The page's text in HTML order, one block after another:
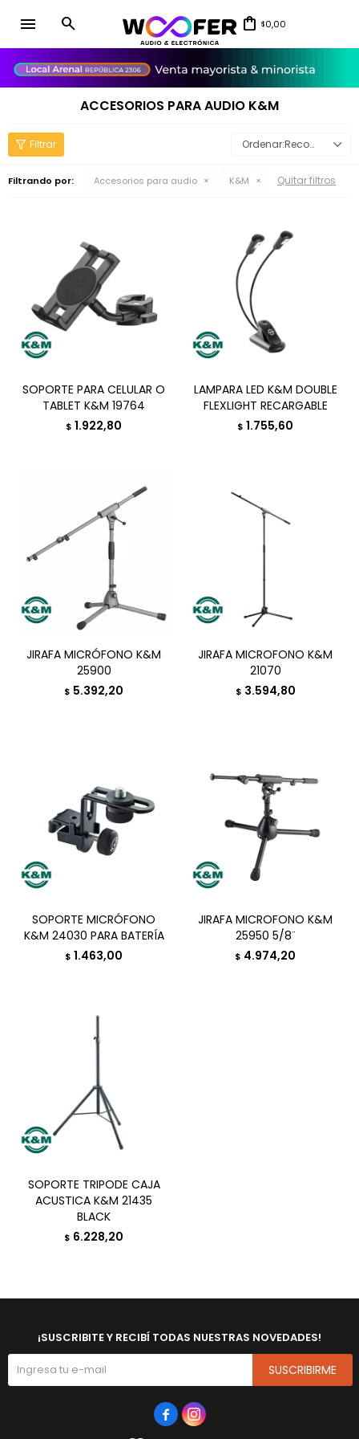
menu $0,00
ACCESORIOS PARA AUDIO K&M
Recomendados
Filtrando por: Accesorios para audio K&M Quitar filtros
SOPORTE PARA CELULAR O
TABLET K&M 19764
$ 1.922,80
LAMPARA LED K&M DOUBLE
FLEXLIGHT RECARGABLE
$ 1.755,60
JIRAFA MICRÓFONO K&M
25900
$ 5.392,20
JIRAFA MICROFONO K&M
21070
$ 3.594,80
SOPORTE MICRÓFONO
K&M 24030 PARA BATERÍA
$ 1.463,00
JIRAFA MICROFONO K&M
25950 5/8¨
$ 4.974,20
SOPORTE TRIPODE CAJA
ACUSTICA K&M 21435
BLACK
$ 6.228,20
¡SUSCRIBITE Y RECIBÍ TODAS NUESTRAS NOVEDADES!
SUSCRIBIRME
 
close